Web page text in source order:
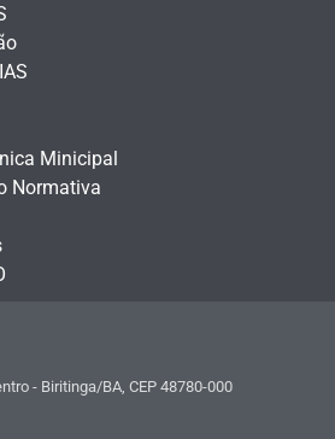
Minicipal
Normativa
- Biritinga/BA, CEP 48780-000